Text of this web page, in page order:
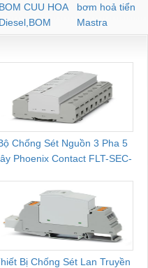
BOM CUU HOA
Diesel,BOM
CHAY
bơm hoả tiển
Mastra
Chống Sét Nguồn 3 Pha 5
Phoenix Contact FLT-SEC-
Bị Chống Sét Lan Truyền